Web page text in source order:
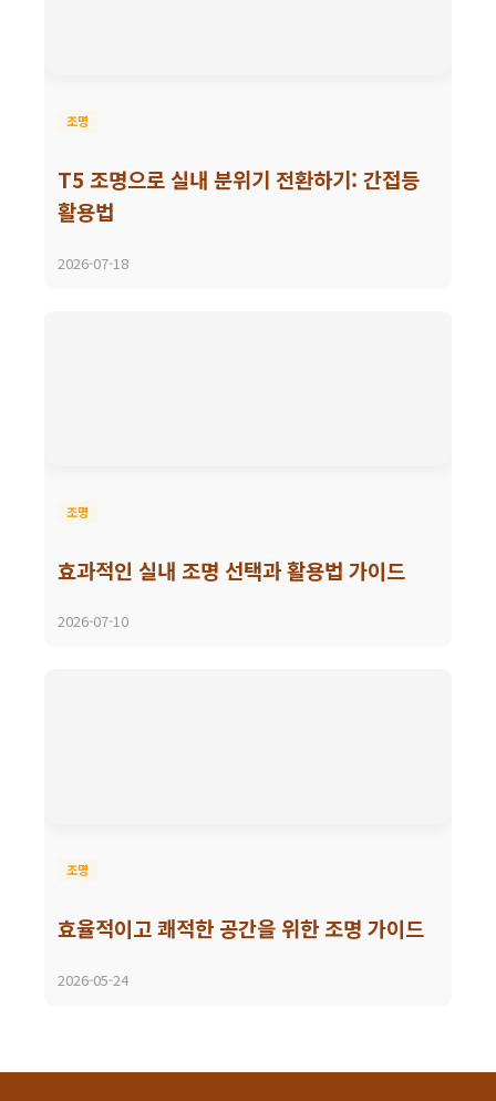
조명
T5 조명으로 실내 분위기 전환하기: 간접등
활용법
2026-07-18
조명
효과적인 실내 조명 선택과 활용법 가이드
2026-07-10
조명
효율적이고 쾌적한 공간을 위한 조명 가이드
2026-05-24